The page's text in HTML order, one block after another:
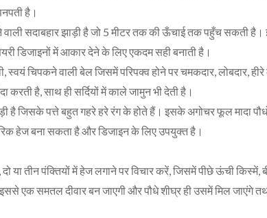
है।
सदाबहार झाड़ी है जो 5 मीटर तक की ऊँचाई तक पहुँच सकती है।
डिजाइनों में आकार देने के लिए एकदम सही बनाती है।
चिपकने वाली बेल जिसमें परिपक्व होने पर चमकदार, लोबदार, हीरे
है, साथ ही सर्दियों में काले जामुन भी देती है।
है जिसके पत्ते बहुत गहरे हरे रंग के होते हैं। इसके अगोचर फूल मादा
हेज बना सकता है और डिजाइन के लिए उपयुक्त है।
दो या तीन पंक्तियों में हेज लगाने पर विचार करें, जिसमें पीछे ऊंची
एक समतल दीवार बन जाएगी और पौधे शीघ्र ही उसमें मिल जाएंगे